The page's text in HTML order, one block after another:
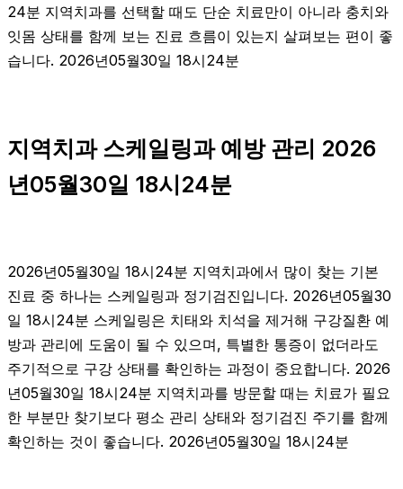
24분 지역치과를 선택할 때도 단순 치료만이 아니라 충치와
잇몸 상태를 함께 보는 진료 흐름이 있는지 살펴보는 편이 좋
습니다. 2026년05월30일 18시24분
지역치과 스케일링과 예방 관리 2026
년05월30일 18시24분
2026년05월30일 18시24분 지역치과에서 많이 찾는 기본
진료 중 하나는 스케일링과 정기검진입니다. 2026년05월30
일 18시24분 스케일링은 치태와 치석을 제거해 구강질환 예
방과 관리에 도움이 될 수 있으며, 특별한 통증이 없더라도
주기적으로 구강 상태를 확인하는 과정이 중요합니다. 2026
년05월30일 18시24분 지역치과를 방문할 때는 치료가 필요
한 부분만 찾기보다 평소 관리 상태와 정기검진 주기를 함께
확인하는 것이 좋습니다. 2026년05월30일 18시24분